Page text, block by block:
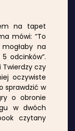
na tapet
mówi: “To
na
odcinków”.
Twierdzy czy
oczywiste
sprawdzić w
o obronie
w dwóch
czytany